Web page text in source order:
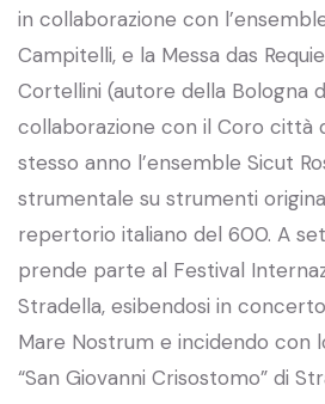
in collaborazione con
Campitelli, e la Messa das
Cortellini (autore della Bologna
collaborazione con il Coro città
stesso anno l’ensemble Sicut
strumentale su strumenti
repertorio italiano del 600. A
prende parte al Festival
Stradella, esibendosi in
Mare Nostrum e incidendo con
“San Giovanni Crisostomo” di